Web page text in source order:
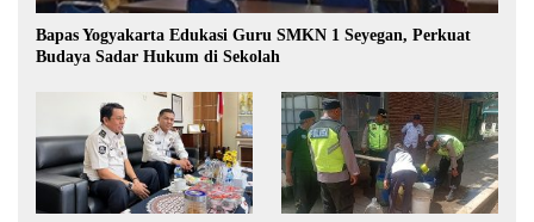
Bapas Yogyakarta Edukasi Guru SMKN 1 Seyegan, Perkuat
Budaya Sadar Hukum di Sekolah